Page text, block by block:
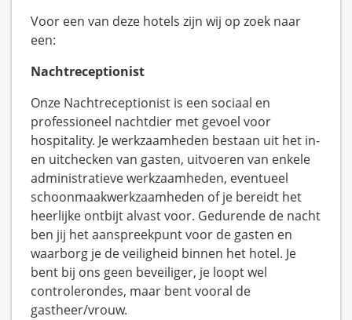
Voor een van deze hotels zijn wij op zoek naar
een:
Nachtreceptionist
Onze Nachtreceptionist is een sociaal en
professioneel nachtdier met gevoel voor
hospitality. Je werkzaamheden bestaan uit het in-
en uitchecken van gasten, uitvoeren van enkele
administratieve werkzaamheden, eventueel
schoonmaakwerkzaamheden of je bereidt het
heerlijke ontbijt alvast voor. Gedurende de nacht
ben jij het aanspreekpunt voor de gasten en
waarborg je de veiligheid binnen het hotel. Je
bent bij ons geen beveiliger, je loopt wel
controlerondes, maar bent vooral de
gastheer/vrouw.